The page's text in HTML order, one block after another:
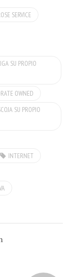
SERVICE
SU PROPIO
OWNED
SU PROPIO
INTERNET